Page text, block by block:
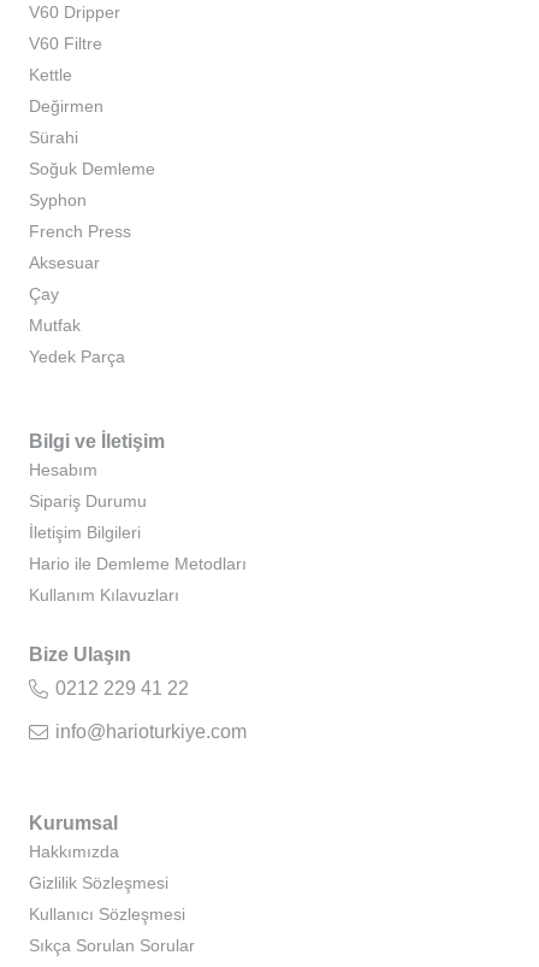
V60 Dripper
V60 Filtre
Kettle
Değirmen
Sürahi
Soğuk Demleme
Syphon
French Press
Aksesuar
Çay
Mutfak
Yedek Parça
Bilgi ve İletişim
Hesabım
Sipariş Durumu
İletişim Bilgileri
Hario ile Demleme Metodları
Kullanım Kılavuzları
Bize Ulaşın
0212 229 41 22
info@harioturkiye.com
Kurumsal
Hakkımızda
Gizlilik Sözleşmesi
Kullanıcı Sözleşmesi
Sıkça Sorulan Sorular